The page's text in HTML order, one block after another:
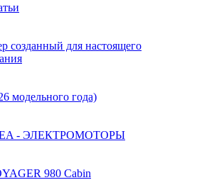
созданный для настоящего
модельного года)
- ЭЛЕКТРОМОТОРЫ
980 Cabin